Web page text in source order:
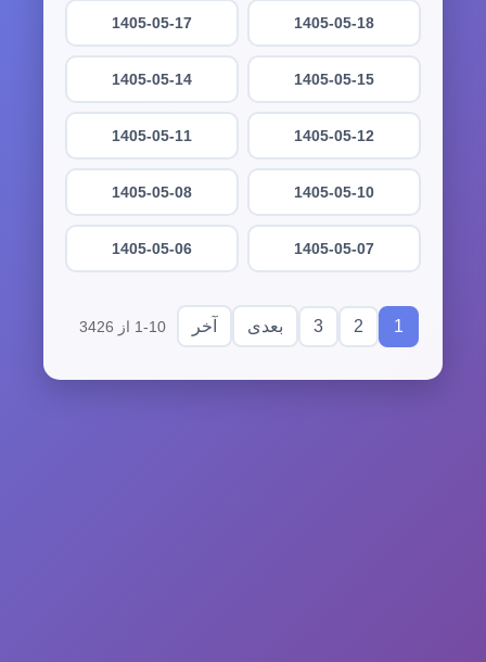
1405-05-18
1405-05-17
1405-05-15
1405-05-14
1405-05-12
1405-05-11
1405-05-10
1405-05-08
1405-05-07
1405-05-06
1
2
3 بعدی آخر 1-10 از 3426